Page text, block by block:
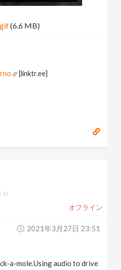
(6.6 MB)
[linktr.ee]
オフライン
2021年3月27日 23:51
a-mole.Using audio to drive